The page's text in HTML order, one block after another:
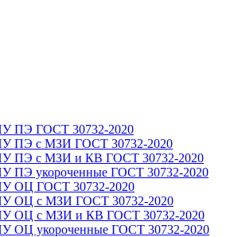
ПЭ ГОСТ 30732-2020
ПЭ с МЗИ ГОСТ 30732-2020
ПЭ с МЗИ и КВ ГОСТ 30732-2020
ПЭ укороченные ГОСТ 30732-2020
ОЦ ГОСТ 30732-2020
ОЦ с МЗИ ГОСТ 30732-2020
ОЦ с МЗИ и КВ ГОСТ 30732-2020
ОЦ укороченные ГОСТ 30732-2020